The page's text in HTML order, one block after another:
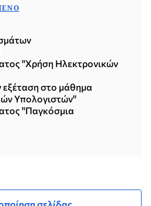
"Χρήση Ηλεκτρονικών
εξέταση στο μάθημα
Υπολογιστών"
"Παγκόσμια